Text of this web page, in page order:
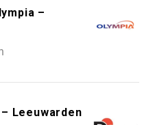
–
Leeuwarden